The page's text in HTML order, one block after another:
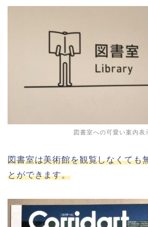
図書室への可愛い案内表
図書室は美術館を観覧しなくても
とができます。